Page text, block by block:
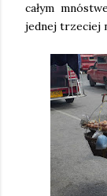
całym
jednej trzeciej